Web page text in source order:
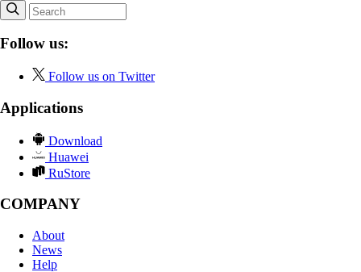
Follow us:
Follow us on Twitter
Applications
Download
Huawei
RuStore
COMPANY
About
News
Help